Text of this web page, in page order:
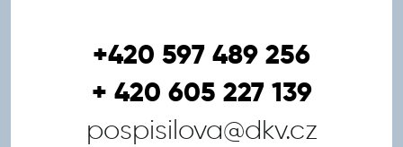
+420 597 489 256
+ 420 605 227 139
pospisilova@dkv.cz